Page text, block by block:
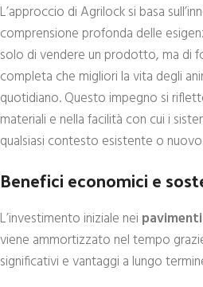
L’approccio di Agrilock si basa
comprensione profonda delle
solo di vendere un prodotto, ma di
completa che migliori la vita degli
quotidiano. Questo impegno si
materiali e nella facilità con cui i
qualsiasi contesto esistente o
Benefici economici e
L’investimento iniziale nei
viene ammortizzato nel tempo
significativi e vantaggi a lungo